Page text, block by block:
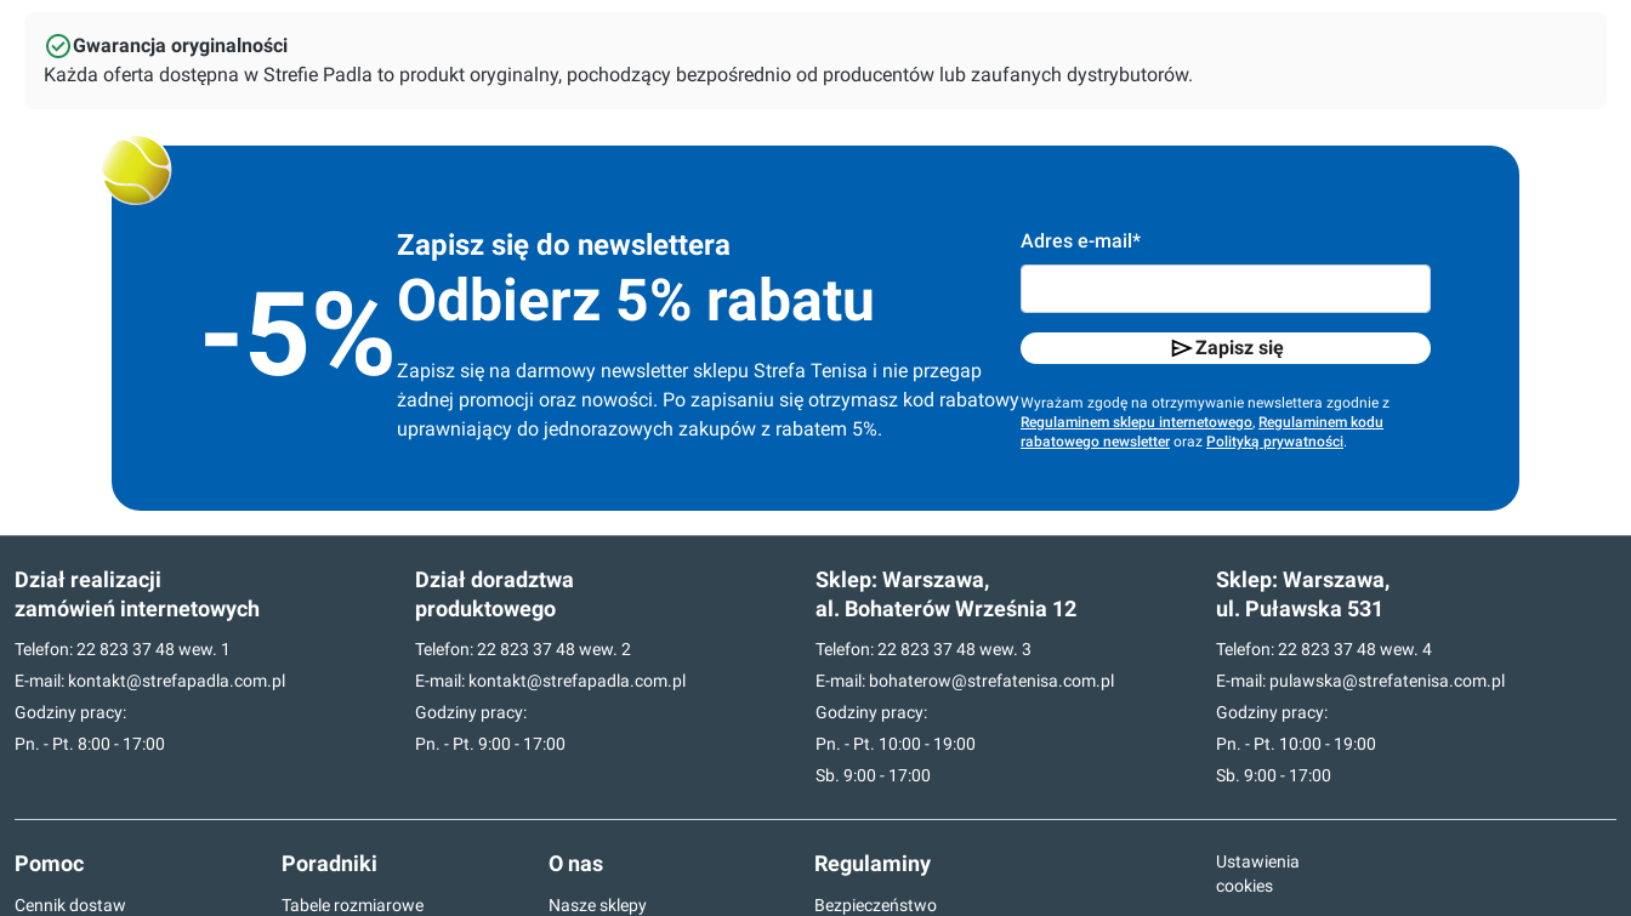
Gwarancja oryginalności
Każda oferta dostępna w Strefie Padla to produkt oryginalny, pochodzący bezpośrednio od producentów lub zaufanych dystrybutorów.
-5%
Zapisz się do newslettera
Odbierz 5% rabatu
Zapisz się na darmowy newsletter sklepu Strefa Tenisa i nie przegap
żadnej promocji oraz nowości. Po zapisaniu się otrzymasz kod rabatowy
uprawniający do jednorazowych zakupów z rabatem 5%.
Adres e-mail*
Zapisz się
Wyrażam zgodę na otrzymywanie newslettera zgodnie z
Regulaminem sklepu internetowego, Regulaminem kodu
rabatowego newsletter oraz Polityką prywatności.
Dział realizacji
zamówień internetowych
Telefon:22 823 37 48 wew. 1
E-mail: kontakt@strefapadla.com.pl
Godziny pracy:
Pn. - Pt. 8:00 - 17:00
Dział doradztwa
produktowego
Telefon:22 823 37 48 wew. 2
E-mail: kontakt@strefapadla.com.pl
Godziny pracy:
Pn. - Pt. 9:00 - 17:00
Sklep: Warszawa,
al. Bohaterów Września 12
Telefon:22 823 37 48 wew. 3
E-mail: bohaterow@strefatenisa.com.pl
Godziny pracy:
Pn. - Pt. 10:00 - 19:00
Sb. 9:00 - 17:00
Sklep: Warszawa,
ul. Puławska 531
Telefon:22 823 37 48 wew. 4
E-mail: pulawska@strefatenisa.com.pl
Godziny pracy:
Pn. - Pt. 10:00 - 19:00
Sb. 9:00 - 17:00
Pomoc
Cennik dostaw
Poradniki
Tabele rozmiarowe
O nas
Nasze sklepy
Regulaminy
Bezpieczeństwo
Ustawienia
cookies